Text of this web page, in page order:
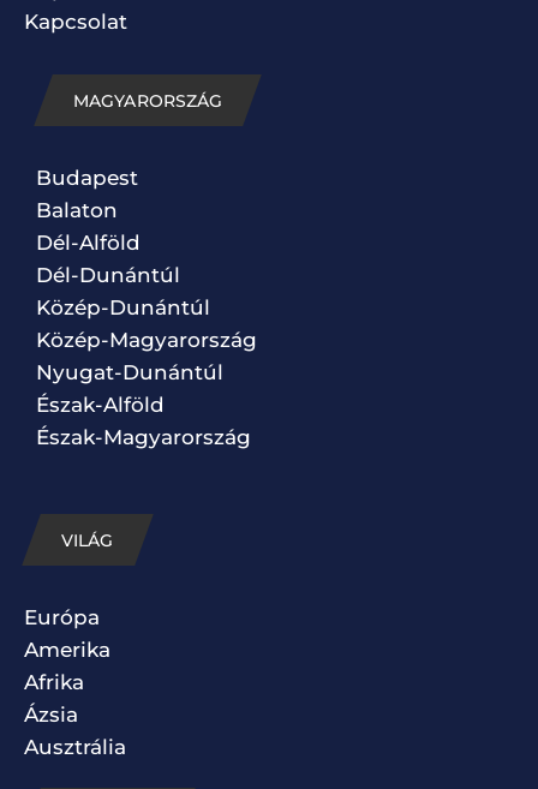
Kapcsolat
MAGYARORSZÁG
Budapest
Balaton
Dél-Alföld
Dél-Dunántúl
Közép-Dunántúl
Közép-Magyarország
Nyugat-Dunántúl
Észak-Alföld
Észak-Magyarország
VILÁG
Európa
Amerika
Afrika
Ázsia
Ausztrália